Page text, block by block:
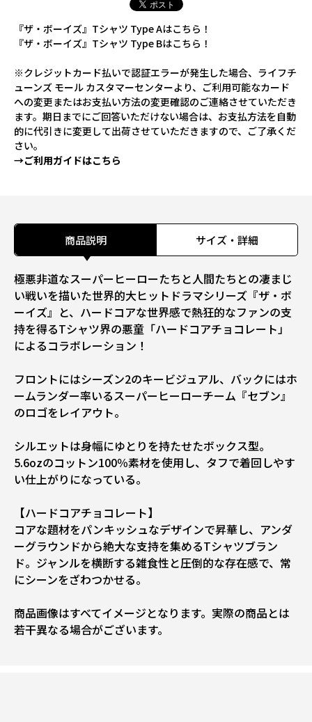
『ザ・ボーイズ』Tシャツ Type Aはこちら！
『ザ・ボーイズ』Tシャツ Type Bはこちら！
※クレジットカード払いで認証エラーが発生した場合、ライフチ
ューンズ モール カスタマーセンターより、ご利用可能なカード
への変更またはお支払い方法の変更確認のご連絡させていただき
ます。期日までにご回答いただけない場合は、お支払方法を自動
的に代引きに変更して出荷させていただきますので、ご了承くだ
さい。
→ご利用ガイドはこちら
商品説明 サイズ・詳細
極悪非道なスーパーヒーローたちと人間たちとの凄まじ
い戦いを描いた世界的大ヒットドラマシリーズ『ザ・ボ
ーイズ』と、ハードコアな世界感で熱狂的なファンの支
持を得るTシャツ界の悪童「ハードコアチョコレート」
によるコラボレーション！
フロントにはシーズン2のキービジュアル、バックにはホ
ームランダー率いるスーパーヒーローチーム『セブン』
のロゴをレイアウト。
シルエットは身幅にゆとりを持たせたボックス型。
5.6ozのコットン100％素材を使用し、タフで着回しやす
い仕上がりになっている。
【ハードコアチョコレート】
コアな題材をパンキッシュなデザインで昇華し、アンダ
ーグラウンドから絶大な支持を集めるTシャツブラン
ド。ジャンルを横断する雑食性と圧倒的な存在感で、常
にシーンをざわつかせる。
商品画像はすべてイメージとなります。実際の商品とは
若干異なる場合がございます。